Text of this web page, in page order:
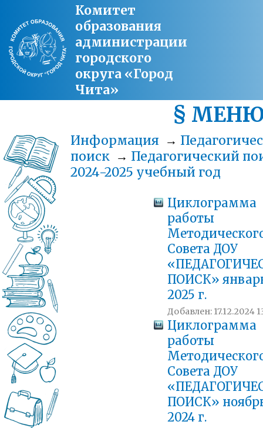
Комитет
образования
администрации
городского
округа «Город
Чита»
§
Информация →
поиск → Педагогический
2024-2025 учебный год
Циклограмма
работы
Совета ДОУ
ПОИСК»
2025 г.
Добавлен: 17.12.2024
Циклограмма
работы
Совета ДОУ
ПОИСК»
2024 г.